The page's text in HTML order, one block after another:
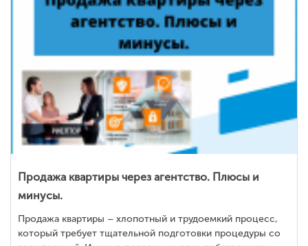
Продажа квартиры через агентство. Плюсы и
минусы.
Продажа квартиры – хлопотный и трудоемкий процесс,
который требует тщательной подготовки процедуры со